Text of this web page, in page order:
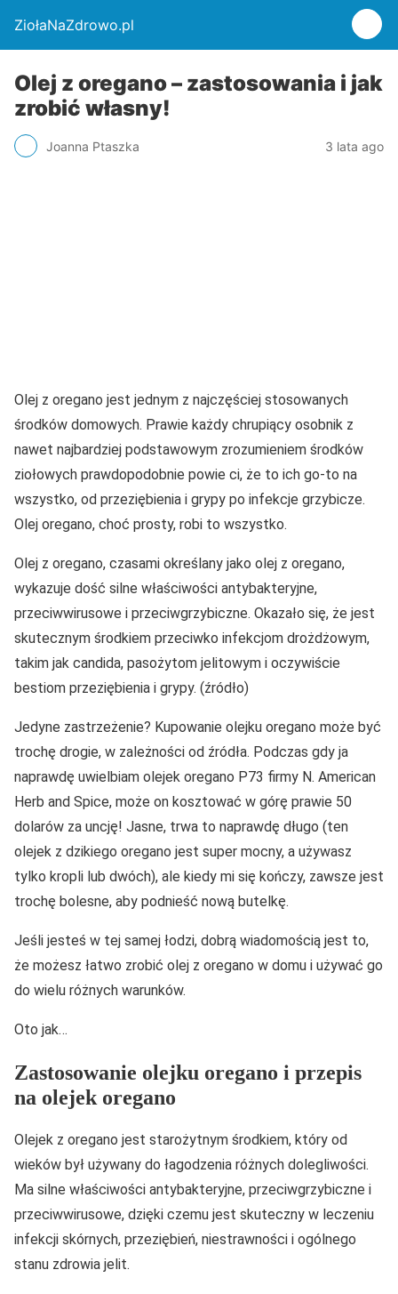
ZiołaNaZdrowo.pl
Olej z oregano – zastosowania i jak
zrobić własny!
Joanna Ptaszka 3 lata ago
Olej z oregano jest jednym z najczęściej stosowanych
środków domowych. Prawie każdy chrupiący osobnik z
nawet najbardziej podstawowym zrozumieniem środków
ziołowych prawdopodobnie powie ci, że to ich go-to na
wszystko, od przeziębienia i grypy po infekcje grzybicze.
Olej oregano, choć prosty, robi to wszystko.
Olej z oregano, czasami określany jako olej z oregano,
wykazuje dość silne właściwości antybakteryjne,
przeciwwirusowe i przeciwgrzybiczne. Okazało się, że jest
skutecznym środkiem przeciwko infekcjom drożdżowym,
takim jak candida, pasożytom jelitowym i oczywiście
bestiom przeziębienia i grypy. (źródło)
Jedyne zastrzeżenie? Kupowanie olejku oregano może być
trochę drogie, w zależności od źródła. Podczas gdy ja
naprawdę uwielbiam olejek oregano P73 firmy N. American
Herb and Spice, może on kosztować w górę prawie 50
dolarów za uncję! Jasne, trwa to naprawdę długo (ten
olejek z dzikiego oregano jest super mocny, a używasz
tylko kropli lub dwóch), ale kiedy mi się kończy, zawsze jest
trochę bolesne, aby podnieść nową butelkę.
Jeśli jesteś w tej samej łodzi, dobrą wiadomością jest to,
że możesz łatwo zrobić olej z oregano w domu i używać go
do wielu różnych warunków.
Oto jak…
Zastosowanie olejku oregano i przepis
na olejek oregano
Olejek z oregano jest starożytnym środkiem, który od
wieków był używany do łagodzenia różnych dolegliwości.
Ma silne właściwości antybakteryjne, przeciwgrzybiczne i
przeciwwirusowe, dzięki czemu jest skuteczny w leczeniu
infekcji skórnych, przeziębień, niestrawności i ogólnego
stanu zdrowia jelit.